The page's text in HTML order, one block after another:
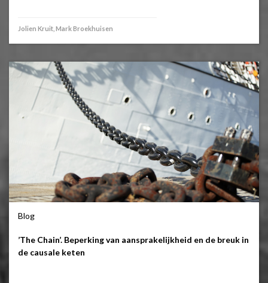
Jolien Kruit, Mark Broekhuisen
Blog
’The Chain’. Beperking van aansprakelijkheid en de breuk in
de causale keten